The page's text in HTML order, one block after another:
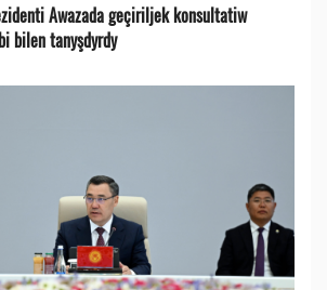
Awazada geçiriljek konsultatiw
bilen tanyşdyrdy